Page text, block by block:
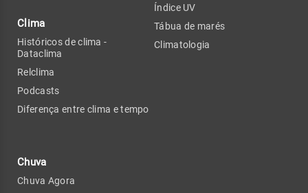
Clima
Históricos de clima -
Dataclima
Relclima
Podcasts
Diferença entre clima e tempo
Chuva
Chuva Agora
Índice UV
Tábua de marés
Climatologia